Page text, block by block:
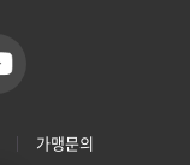
가맹문의